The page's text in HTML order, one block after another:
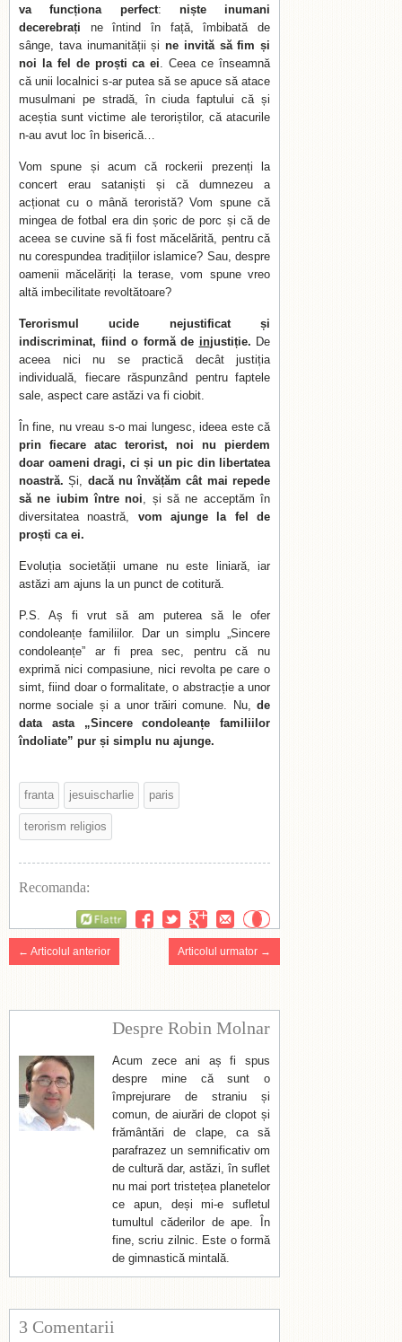
va funcționa perfect: niște inumani
decerebrați ne întind în față, îmbibată de
sânge, tava inumanității și ne invită să fim și
noi la fel de proști ca ei. Ceea ce înseamnă
că unii localnici s-ar putea să se apuce să atace
musulmani pe stradă, în ciuda faptului că și
aceștia sunt victime ale teroriștilor, că atacurile
n-au avut loc în biserică…
Vom spune și acum că rockerii prezenți la
concert erau sataniști și că dumnezeu a
acționat cu o mână teroristă? Vom spune că
mingea de fotbal era din șoric de porc și că de
aceea se cuvine să fi fost măcelărită, pentru că
nu corespundea tradițiilor islamice? Sau, despre
oamenii măcelăriți la terase, vom spune vreo
altă imbecilitate revoltătoare?
Terorismul ucide nejustificat și
indiscriminat, fiind o formă de injustiție. De
aceea nici nu se practică decât justiția
individuală, fiecare răspunzând pentru faptele
sale, aspect care astăzi va fi ciobit.
În fine, nu vreau s-o mai lungesc, ideea este că
prin fiecare atac terorist, noi nu pierdem
doar oameni dragi, ci și un pic din libertatea
noastră. Și, dacă nu învățăm cât mai repede
să ne iubim între noi, și să ne acceptăm în
diversitatea noastră, vom ajunge la fel de
proști ca ei.
Evoluția societății umane nu este liniară, iar
astăzi am ajuns la un punct de cotitură.
P.S. Aș fi vrut să am puterea să le ofer
condoleanțe familiilor. Dar un simplu „Sincere
condoleanțe” ar fi prea sec, pentru că nu
exprimă nici compasiune, nici revolta pe care o
simt, fiind doar o formalitate, o abstracție a unor
norme sociale și a unor trăiri comune. Nu, de
data asta „Sincere condoleanțe familiilor
îndoliate” pur și simplu nu ajunge.
franta jesuischarlie paris
terorism religios
Recomanda:
← Articolul anterior Articolul urmator →
Despre Robin Molnar
Acum zece ani aș fi spus
despre mine că sunt o
împrejurare de straniu și
comun, de aiurări de clopot și
frământări de clape, ca să
parafrazez un semnificativ om
de cultură dar, astăzi, în suflet
nu mai port tristețea planetelor
ce apun, deși mi-e sufletul
tumultul căderilor de ape. În
fine, scriu zilnic. Este o formă
de gimnastică mintală.
3 Comentarii